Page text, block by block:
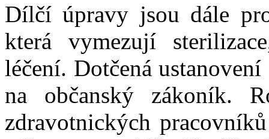
Dílčí úpravy jsou dále
která vymezují
léčení. Dotčená
na občanský zákoník.
zdravotnických